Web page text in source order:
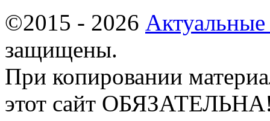
©2015 - 2026
защищены.
При копировании
этот сайт